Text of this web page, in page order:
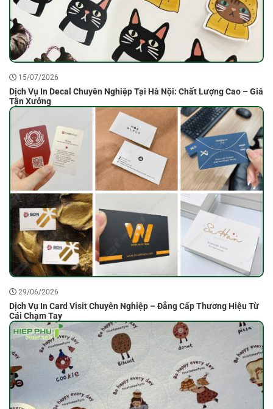
15/07/2026
Dịch Vụ In Decal Chuyên Nghiệp Tại Hà Nội: Chất Lượng Cao – Giá
Tận Xưởng
29/06/2026
Dịch Vụ In Card Visit Chuyên Nghiệp – Đẳng Cấp Thương Hiệu Từ
Cái Chạm Tay